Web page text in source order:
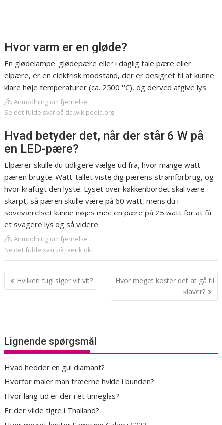
Hvor varm er en gløde?
En glødelampe, glødepære eller i daglig tale pære eller
elpære, er en elektrisk modstand, der er designet til at kunne
klare høje temperaturer (ca. 2500 °C), og derved afgive lys.
Anmodning om fjernelse
Se det fulde svar på da.wikipedia.org
Hvad betyder det, når der står 6 W på
en LED-pære?
Elpærer skulle du tidligere vælge ud fra, hvor mange watt
pæren brugte. Watt-tallet viste dig pærens strømforbrug, og
hvor kraftigt den lyste. Lyset over køkkenbordet skal være
skarpt, så pæren skulle være på 60 watt, mens du i
soveværelset kunne nøjes med en pære på 25 watt for at få
et svagere lys og så videre.
Anmodning om fjernelse
Se det fulde svar på taenk.dk
Indlægsnavigation
Hvilken fugl siger vit vit?
Hvor meget koster det at gå til
klaver?
Lignende spørgsmål
Hvad hedder en gul diamant?
Hvorfor maler man træerne hvide i bunden?
Hvor lang tid er der i et timeglas?
Er der vilde tigre i Thailand?